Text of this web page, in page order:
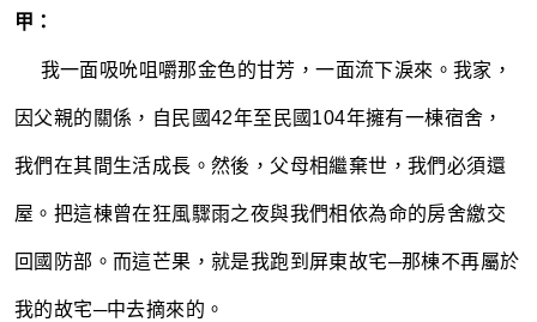
甲：
~~~~
我一面吸吮咀嚼那金色的甘芳，一面流下淚來。我家，
因父親的關係，自民國42年至民國104年擁有一棟宿舍，
我們在其間生活成長。然後，父母相繼棄世，我們必須還
屋。把這棟曾在狂風驟雨之夜與我們相依為命的房舍繳交
回國防部。而這芒果，就是我跑到屏東故宅─那棟不再屬於
我的故宅─中去摘來的。